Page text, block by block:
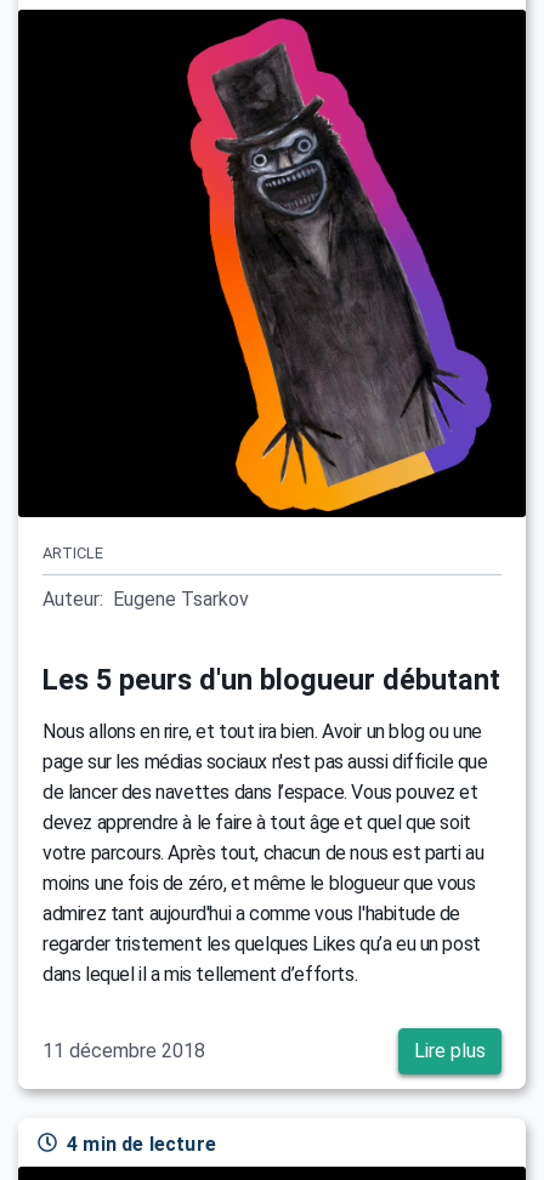
ARTICLE
Auteur: Eugene Tsarkov
Les 5 peurs d'un blogueur débutant
Nous allons en rire, et tout ira bien. Avoir un blog ou une
page sur les médias sociaux n'est pas aussi difficile que
de lancer des navettes dans l’espace. Vous pouvez et
devez apprendre à le faire à tout âge et quel que soit
votre parcours. Après tout, chacun de nous est parti au
moins une fois de zéro, et même le blogueur que vous
admirez tant aujourd'hui a comme vous l'habitude de
regarder tristement les quelques Likes qu’a eu un post
dans lequel il a mis tellement d’efforts.
11 décembre 2018 Lire plus
4 min de lecture